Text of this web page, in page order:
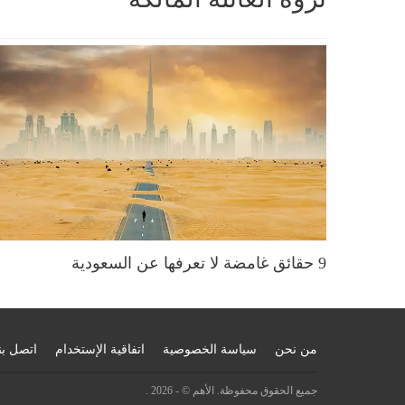
9 حقائق غامضة لا تعرفها عن السعودية
من نحن سياسة الخصوصية اتفاقية الإستخدام اتصل
جميع الحقوق محفوظة. الأهم © - 2026 .